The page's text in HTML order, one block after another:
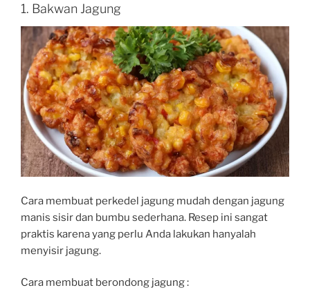
1. Bakwan Jagung
Cara membuat perkedel jagung mudah dengan jagung
manis sisir dan bumbu sederhana. Resep ini sangat
praktis karena yang perlu Anda lakukan hanyalah
menyisir jagung.
Cara membuat berondong jagung :